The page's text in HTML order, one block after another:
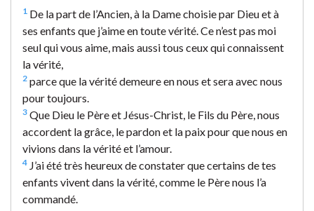
1 De la part de l’Ancien, à la Dame choisie par Dieu et à
ses enfants que j’aime en toute vérité. Ce n’est pas moi
seul qui vous aime, mais aussi tous ceux qui connaissent
la vérité,
2 parce que la vérité demeure en nous et sera avec nous
pour toujours.
3 Que Dieu le Père et Jésus-Christ, le Fils du Père, nous
accordent la grâce, le pardon et la paix pour que nous en
vivions dans la vérité et l’amour.
4 J’ai été très heureux de constater que certains de tes
enfants vivent dans la vérité, comme le Père nous l’a
commandé.